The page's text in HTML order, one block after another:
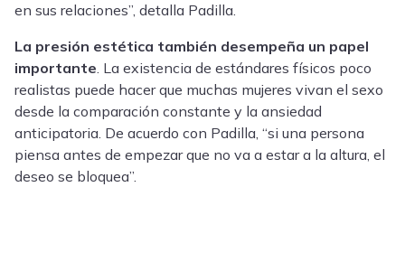
en sus relaciones”, detalla Padilla.
La presión estética también desempeña un papel
importante. La existencia de estándares físicos poco
realistas puede hacer que muchas mujeres vivan el sexo
desde la comparación constante y la ansiedad
anticipatoria. De acuerdo con Padilla, “si una persona
piensa antes de empezar que no va a estar a la altura, el
deseo se bloquea”.